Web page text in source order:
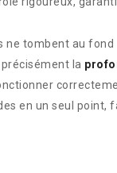
ne tombent au
la
en un seul